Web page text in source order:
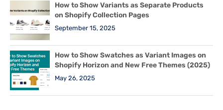
How to Show Variants as Separate Products
on Shopify Collection Pages
September 15, 2025
How to Show Swatches as Variant Images on
Shopify Horizon and New Free Themes (2025)
May 26, 2025